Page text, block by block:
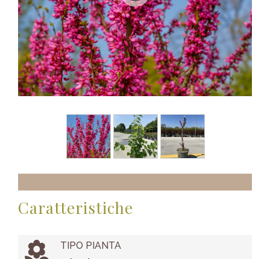
Caratteristiche
TIPO PIANTA